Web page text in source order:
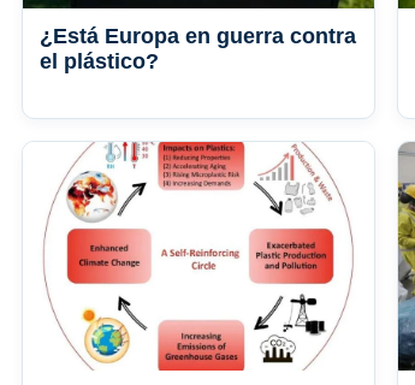
¿Está Europa en guerra contra
el plástico?